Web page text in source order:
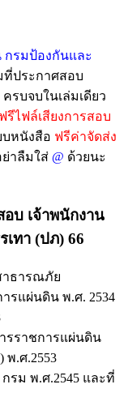
กรมป้องกันและ
ที่ประกาศสอบ
รบจบในเล่มเดียว
ฟรีไฟล์เสียงการสอบ
บหนังสือ ฟรีค่าจัดส่ง
ย่าลืมใส่ @ ด้วยนะ
บ เจ้าพนักงาน
ทา (ปภ) 66
าธารณภัย
รแผ่นดิน พ.ศ. 2534
รราชการแผ่นดิน
พ.ศ.2553
รม พ.ศ.2545 และที่